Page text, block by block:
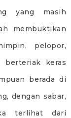
yang masih
membuktikan
pelopor,
berteriak keras
berada di
dengan sabar,
terlihat dari